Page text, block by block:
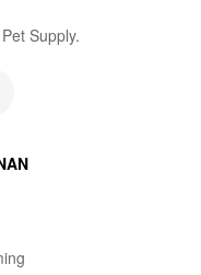
Supply.